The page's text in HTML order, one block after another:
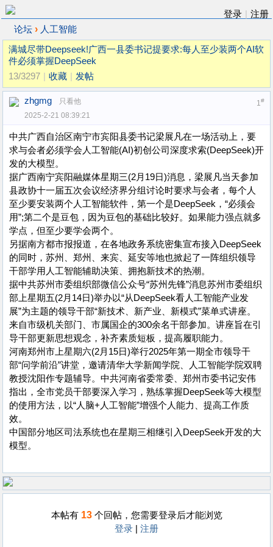
登录
注册
论坛 › 人工智能
满城尽带Deepseek!广西一县委书记提要求:每人至少装两个AI软
件必须掌握DeepSeek
13/3297
收藏 发帖
1#
zhgmg
只看他
2025-2-21 08:39:21
中共广西自治区南宁市宾阳县委书记梁展凡在一场活动上，要
求与会者必须学会人工智能(AI)初创公司深度求索(DeepSeek)开
发的大模型。
据广西南宁宾阳融媒体星期三(2月19日)消息，梁展凡当天参加
县政协十一届五次会议经济界分组讨论时要求与会者，每个人
至少要安装两个人工智能软件，第一个是DeepSeek，“必须会
用”;第二个是豆包，因为豆包的基础比较好。如果能力强点就多
学点，但至少要学会两个。
另据南方都市报报道，在各地政务系统密集宣布接入DeepSeek
的同时，苏州、郑州、来宾、延安等地也掀起了一阵组织领导
干部学用人工智能辅助决策、拥抱新技术的热潮。
据中共苏州市委组织部微信公众号“苏州先锋”消息苏州市委组织
部上星期五(2月14日)举办以“从DeepSeek看人工智能产业发
展”为主题的领导干部“新技术、新产业、新模式”菜单式讲座。
来自市级机关部门、市属国企的300余名干部参加。讲座旨在引
导干部更新思想观念，补齐素质短板，提高履职能力。
河南郑州市上星期六(2月15日)举行2025年第一期全市领导干
部“问学前沿”讲堂，邀请清华大学新闻学院、人工智能学院双聘
教授沈阳作专题辅导。中共河南省委常委、郑州市委书记安伟
指出，全市党员干部要深入学习，熟练掌握DeepSeek等大模型
的使用方法，以“人脑+人工智能”增强个人能力、提高工作质
效。
中国部分地区司法系统也在星期三相继引入DeepSeek开发的大
模型。
本帖有 13个回帖，您需要登录后才能浏览
登录
注册